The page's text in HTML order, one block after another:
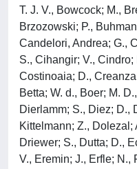
T. J. V., Bowcock; M.,
Brzozowski; P.,
Candelori, Andrea; G.,
S., Cihangir; V., Cindro;
Costinoaia; D.,
Betta; W. d., Boer; M.
Dierlamm; S., Diez; D.,
Kittelmann; Z., Dolezal;
Driewer; S., Dutta; D.,
V., Eremin; J., Erfle; N.,